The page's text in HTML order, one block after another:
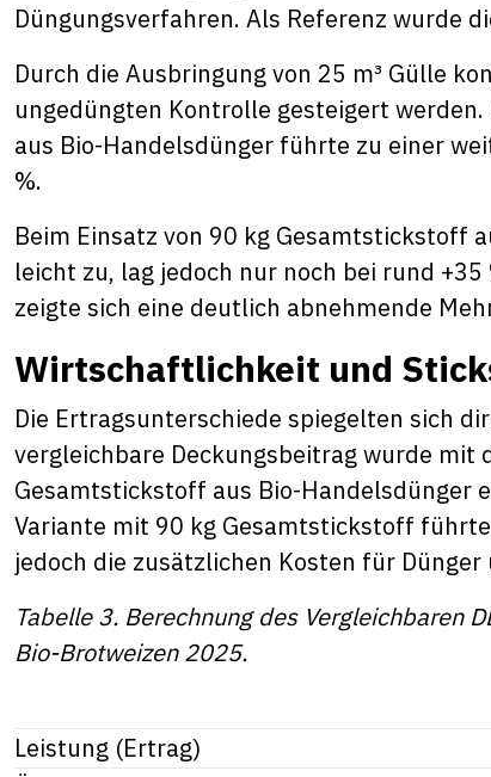
Düngungsverfahren. Als Referenz wurde
Durch die Ausbringung von 25 m³ Gülle
ungedüngten Kontrolle gesteigert
aus Bio-Handelsdünger führte zu einer
%.
Beim Einsatz von 90 kg Gesamtstickstoff
leicht zu, lag jedoch nur noch bei rund
zeigte sich eine deutlich abnehmende
Wirtschaftlichkeit und
Die Ertragsunterschiede spiegelten sich
vergleichbare Deckungsbeitrag wurde mit
Gesamtstickstoff aus Bio-Handelsdünger
Variante mit 90 kg Gesamtstickstoff
jedoch die zusätzlichen Kosten für
Tabelle 3. Berechnung des Vergleichbaren
Bio-Brotweizen 2025.
Leistung (Ertrag)